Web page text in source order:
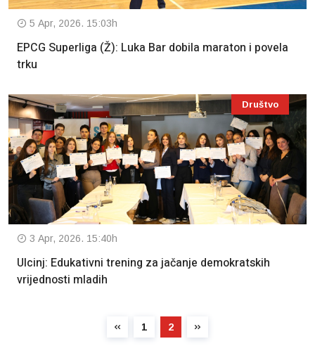
5 Apr, 2026. 15:03h
EPCG Superliga (Ž): Luka Bar dobila maraton i povela
trku
Društvo
3 Apr, 2026. 15:40h
Ulcinj: Edukativni trening za jačanje demokratskih
vrijednosti mladih
1 2